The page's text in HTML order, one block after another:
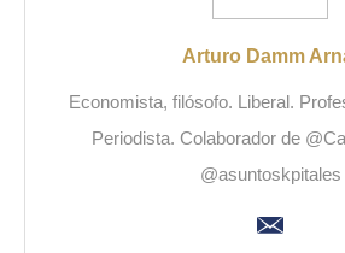
Arturo Damm
Economista, filósofo. Liberal.
Periodista. Colaborador de
@asuntoskpitales